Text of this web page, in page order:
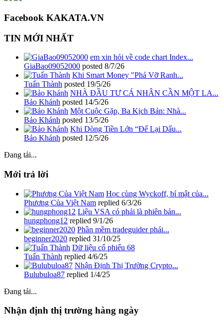
Facebook KAKATA.VN
TIN MỚI NHẤT
em xin hỏi về code chart Index...
GiaBao09052000 posted 8/7/26
Khi Smart Money "Phá Vỡ Ranh...
Tuấn Thành posted 19/5/26
NHÀ ĐẦU TƯ CÁ NHÂN CẦN MỘT LA...
Bảo Khánh posted 14/5/26
Một Cuộc Gặp, Ba Kịch Bản: Nhà...
Bảo Khánh posted 13/5/26
Khi Dòng Tiền Lớn “Để Lại Dấu...
Bảo Khánh posted 12/5/26
Đang tải...
Mới trả lời
Học cùng Wyckoff, bí mật của...
Phương Của Việt Nam replied 6/3/26
Liệu VSA có phải là phiên bản...
hungphong12 replied 9/1/26
Phần mềm tradeguider phái...
beginner2020 replied 31/10/25
Dữ liệu cổ phiếu 68
Tuấn Thành replied 4/6/25
Nhận Định Thị Trường Crypto...
Bulubuloa87 replied 1/4/25
Đang tải...
Nhận định thị trường hàng ngày